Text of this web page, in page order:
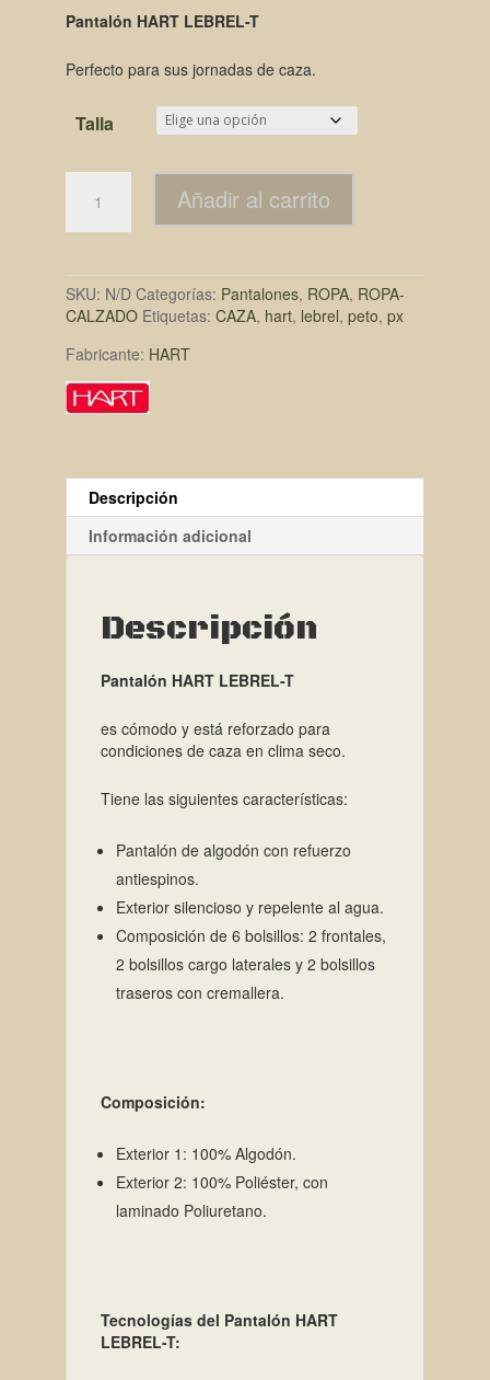
Pantalón HART LEBREL-T
Perfecto para sus jornadas de caza.
Talla
Añadir al carrito
SKU: N/D Categorías: Pantalones, ROPA, ROPA-
CALZADO Etiquetas: CAZA, hart, lebrel, peto, px
Fabricante: HART
Descripción
Información adicional
Descripción
Pantalón HART LEBREL-T
es cómodo y está reforzado para
condiciones de caza en clima seco.
Tiene las siguientes características:
Pantalón de algodón con refuerzo
antiespinos.
Exterior silencioso y repelente al agua.
Composición de 6 bolsillos: 2 frontales,
2 bolsillos cargo laterales y 2 bolsillos
traseros con cremallera.
Composición:
Exterior 1: 100% Algodón.
Exterior 2: 100% Poliéster, con
laminado Poliuretano.
Tecnologías del Pantalón HART
LEBREL-T: